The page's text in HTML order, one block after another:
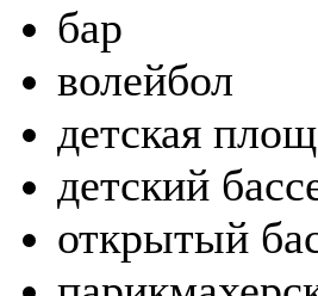
бар
волейбол
детская
детский
открытый